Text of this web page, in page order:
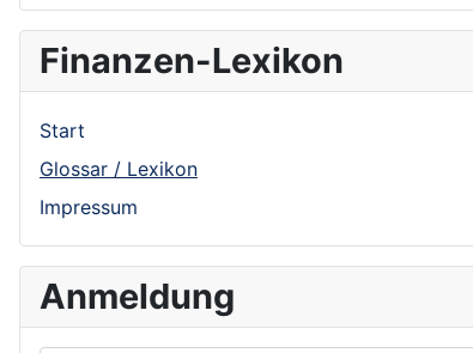
Finanzen-Lexikon
Start
Glossar / Lexikon
Impressum
Anmeldung